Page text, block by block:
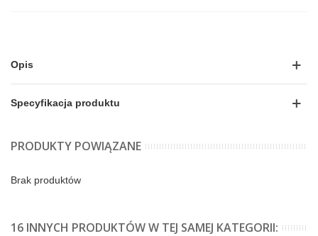
Opis
Specyfikacja produktu
PRODUKTY POWIĄZANE
Brak produktów
16 INNYCH PRODUKTÓW W TEJ SAMEJ KATEGORII: